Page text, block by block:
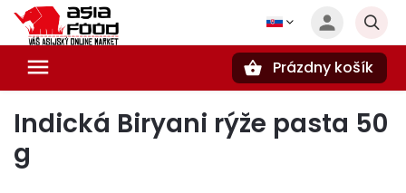
Prázdny košík
Indická Biryani rýže pasta 50
g